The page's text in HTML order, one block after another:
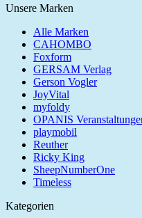
Unsere Marken
Alle Marken
CAHOMBO
Foxform
GERSAM Verlag
Gerson Vogler
JoyVital
myfoldy
OPANIS
playmobil
Reuther
Ricky King
SheepNumberOne
Timeless
Kategorien